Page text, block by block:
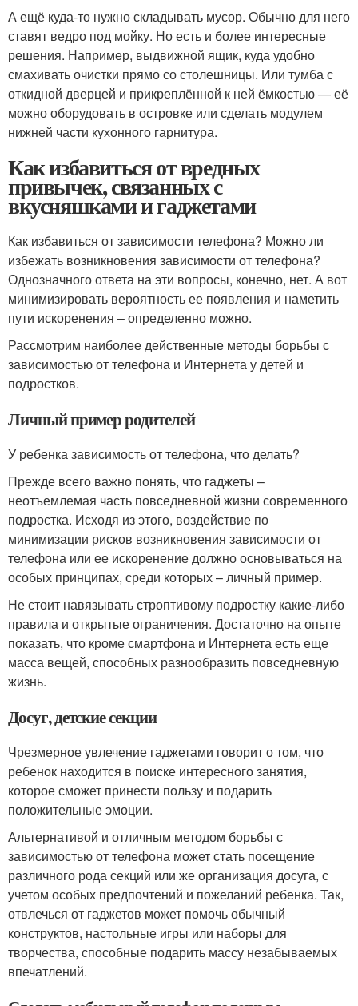
А ещё куда-то нужно складывать мусор. Обычно для него
ставят ведро под мойку. Но есть и более интересные
решения. Например, выдвижной ящик, куда удобно
смахивать очистки прямо со столешницы. Или тумба с
откидной дверцей и прикреплённой к ней ёмкостью — её
можно оборудовать в островке или сделать модулем
нижней части кухонного гарнитура.
Как избавиться от вредных
привычек, связанных с
вкусняшками и гаджетами
Как избавиться от зависимости телефона? Можно ли
избежать возникновения зависимости от телефона?
Однозначного ответа на эти вопросы, конечно, нет. А вот
минимизировать вероятность ее появления и наметить
пути искоренения – определенно можно.
Рассмотрим наиболее действенные методы борьбы с
зависимостью от телефона и Интернета у детей и
подростков.
Личный пример родителей
У ребенка зависимость от телефона, что делать?
Прежде всего важно понять, что гаджеты –
неотъемлемая часть повседневной жизни современного
подростка. Исходя из этого, воздействие по
минимизации рисков возникновения зависимости от
телефона или ее искоренение должно основываться на
особых принципах, среди которых – личный пример.
Не стоит навязывать строптивому подростку какие-либо
правила и открытые ограничения. Достаточно на опыте
показать, что кроме смартфона и Интернета есть еще
масса вещей, способных разнообразить повседневную
жизнь.
Досуг, детские секции
Чрезмерное увлечение гаджетами говорит о том, что
ребенок находится в поиске интересного занятия,
которое сможет принести пользу и подарить
положительные эмоции.
Альтернативой и отличным методом борьбы с
зависимостью от телефона может стать посещение
различного рода секций или же организация досуга, с
учетом особых предпочтений и пожеланий ребенка. Так,
отвлечься от гаджетов может помочь обычный
конструктов, настольные игры или наборы для
творчества, способные подарить массу незабываемых
впечатлений.